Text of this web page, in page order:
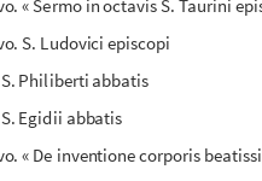
« Sermo in octavis S. Taurini
S. Ludovici episcopi
S. Philiberti abbatis
S. Egidii abbatis
« De inventione corporis